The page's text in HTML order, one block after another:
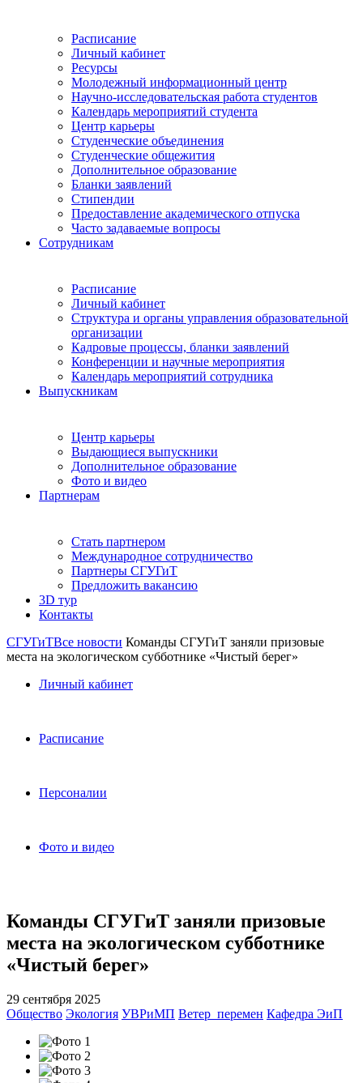
Расписание
Личный кабинет
Ресурсы
Молодежный информационный центр
Научно-исследовательская работа студентов
Календарь мероприятий студента
Центр карьеры
Студенческие объединения
Студенческие общежития
Дополнительное образование
Бланки заявлений
Стипендии
Предоставление академического отпуска
Часто задаваемые вопросы
Сотрудникам
Расписание
Личный кабинет
Структура и органы управления образовательной
организации
Кадровые процессы, бланки заявлений
Конференции и научные мероприятия
Календарь мероприятий сотрудника
Выпускникам
Центр карьеры
Выдающиеся выпускники
Дополнительное образование
Фото и видео
Партнерам
Стать партнером
Международное сотрудничество
Партнеры СГУГиТ
Предложить вакансию
3D тур
Контакты
СГУГиТВсе новости Команды СГУГиТ заняли призовые
места на экологическом субботнике «Чистый берег»
Личный кабинет
Расписание
Персоналии
Фото и видео
Команды СГУГиТ заняли призовые
места на экологическом субботнике
«Чистый берег»
29 сентября 2025
Общество Экология УВРиМП Ветер_перемен Кафедра ЭиП